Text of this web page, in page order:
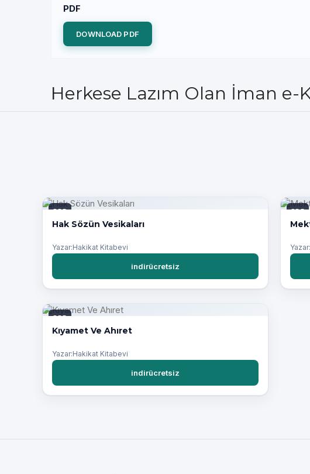
PDF
DOWNLOAD PDF
Herkese Lazım Olan İman
PDF
Hak Sözün Vesikaları
Yazar:Hakikat Kitabevi
indirücretsiz
PDF
PDF
Kıyamet Ve Ahıret
Yazar:Hakikat Kitabevi
indirücretsiz